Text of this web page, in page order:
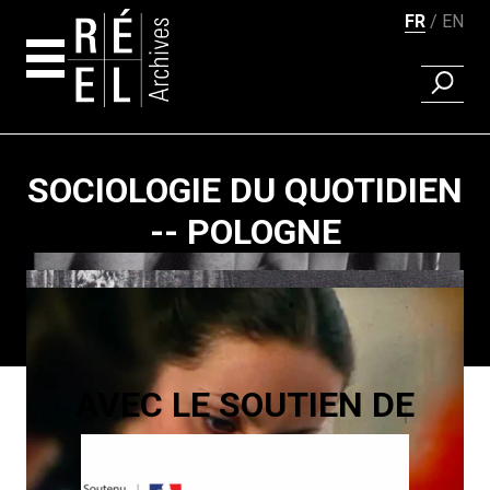
FR EN
SOCIOLOGIE DU QUOTIDIEN
-- POLOGNE
Pagination
AVEC LE SOUTIEN DE